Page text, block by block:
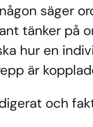
säger
tänker på
hur en
är
och